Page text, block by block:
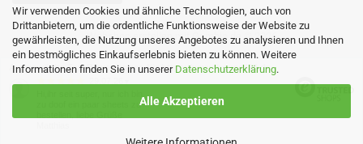
Wir verwenden Cookies und ähnliche Technologien, auch von
Drittanbietern, um die ordentliche Funktionsweise der Website zu
gewährleisten, die Nutzung unseres Angebotes zu analysieren und Ihnen
ein bestmögliches Einkaufserlebnis bieten zu können. Weitere
Informationen finden Sie in unserer Datenschutzerklärung.
Alle Akzeptieren
Webshop erstellenmit Gambio.de © 2026
Ausgewählte Top-Bewertungen für https://www.house420.de
zu doof ein paar sheets zu